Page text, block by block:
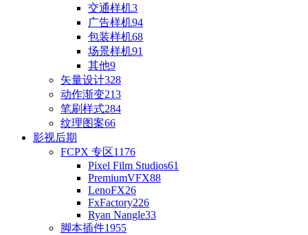
交通样机3
广告样机94
包装样机68
场景样机91
其他9
矢量设计328
动作渐变213
笔刷样式284
纹理图案66
影视后期
FCPX 专区1176
Pixel Film Studios61
PremiumVFX88
LenoFX26
FxFactory226
Ryan Nangle33
脚本插件1955